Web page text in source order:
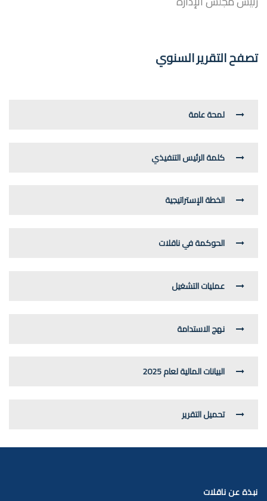
تصفح التقرير السنوي
لمحة عامة
كلمة الرئيس التنفيذي
الخطة الإستراتيجية
الحوكمة في ناقلات
عمليات التشغيل
نهج الاستدامة
البيانات المالية لعام 2025
تحميل التقرير
نبذة عن ناقلات